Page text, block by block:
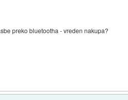
preko bluetootha - vreden nakupa?